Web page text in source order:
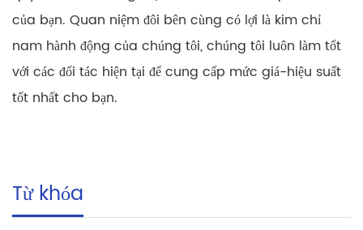
của bạn. Quan niệm đôi bên cùng có lợi là kim chỉ
nam hành động của chúng tôi, chúng tôi luôn làm tốt
với các đối tác hiện tại để cung cấp mức giá-hiệu suất
tốt nhất cho bạn.
Từ khóa